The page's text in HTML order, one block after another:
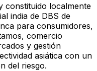
constituido localmente
india de DBS de
para consumidores,
comercio
y gestión
asiática con un
del riesgo.